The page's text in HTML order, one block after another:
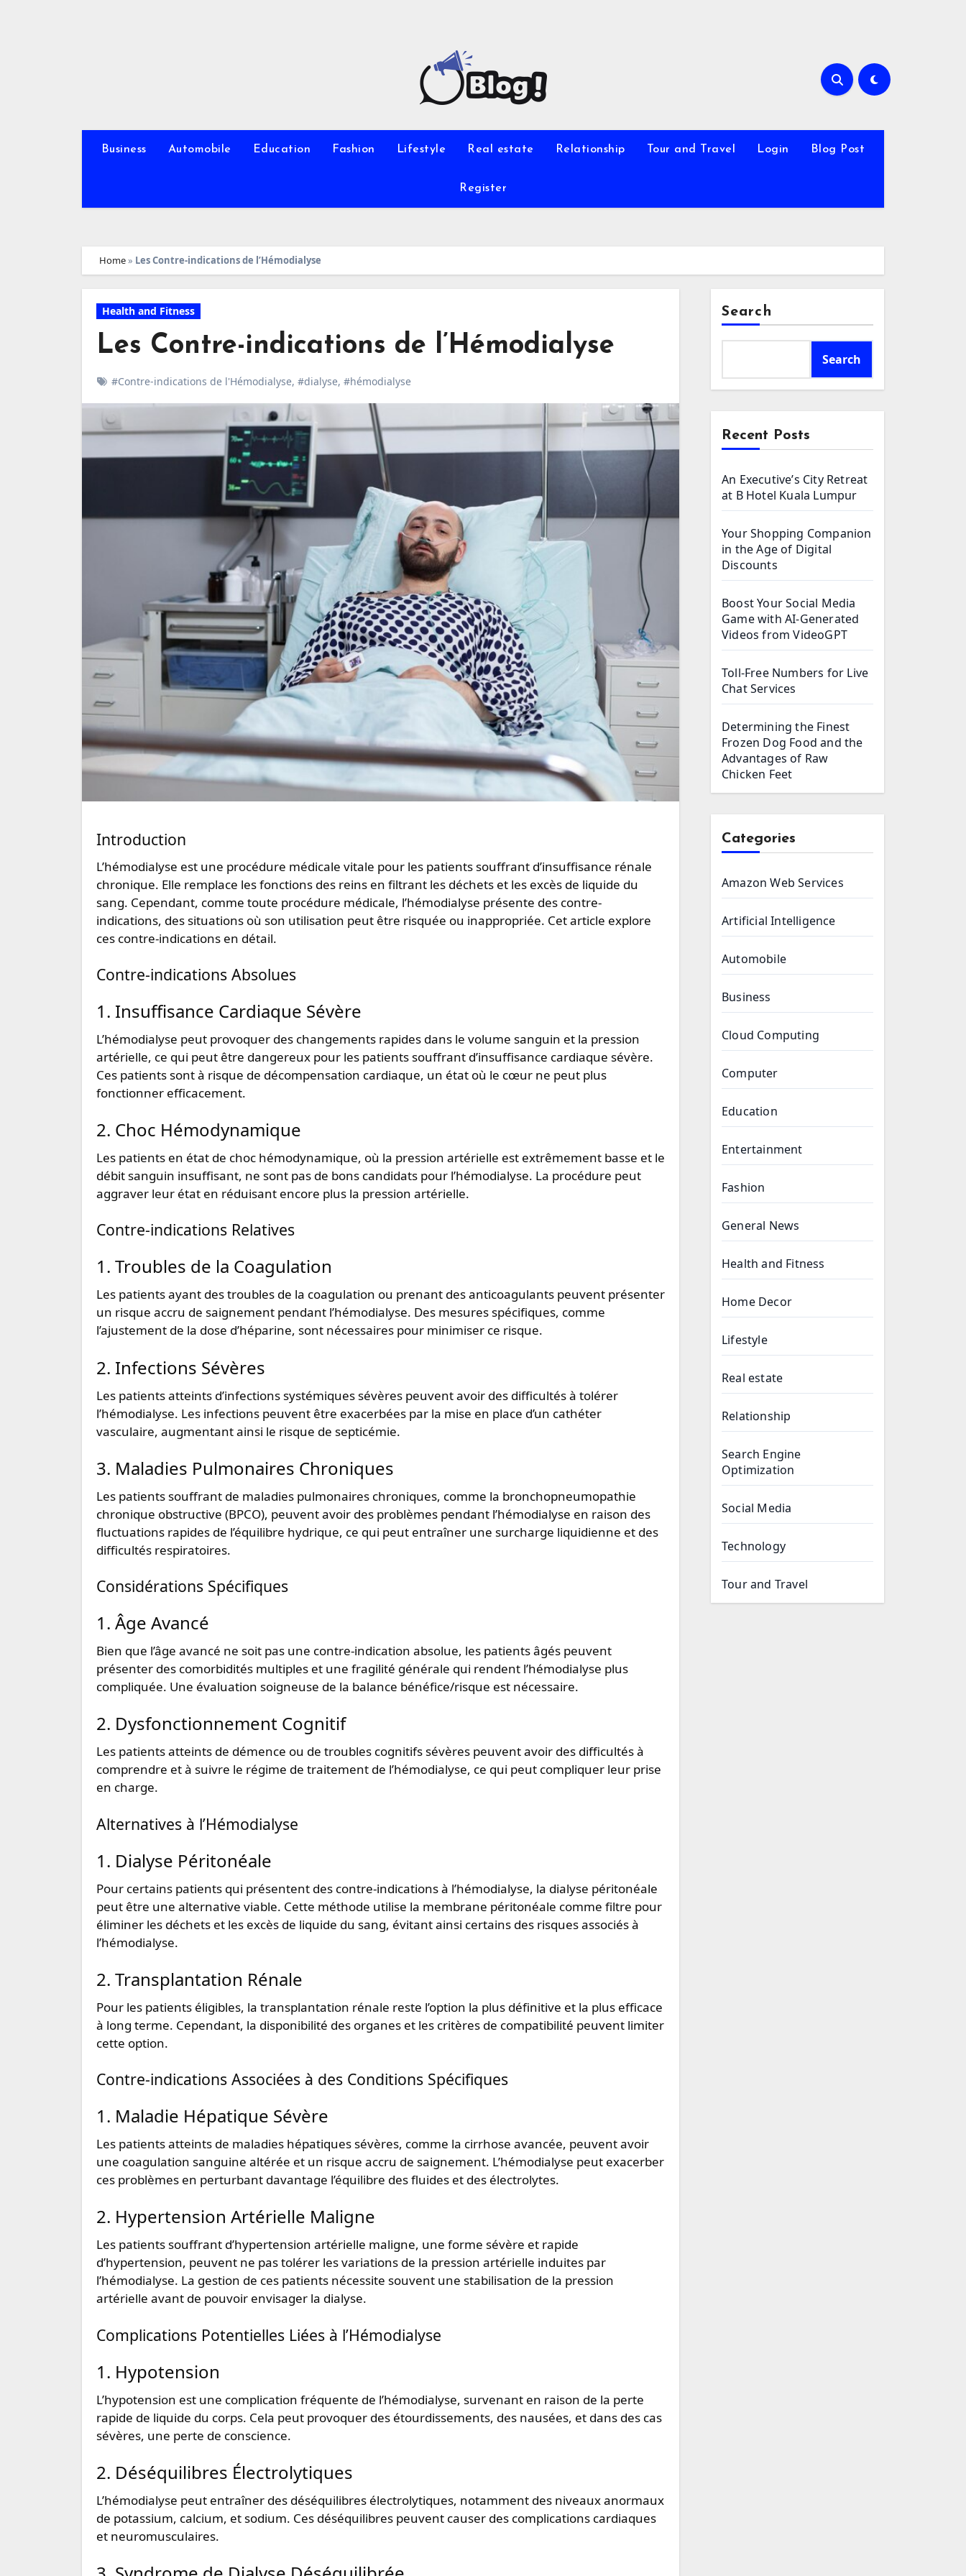
Business Automobile Education Fashion Lifestyle Real estate Relationship Tour and Travel Login Blog Post
Register
Home» Les Contre-indications de l’Hémodialyse
Health and Fitness
Les Contre-indications de l’Hémodialyse
#Contre-indications de l'Hémodialyse, #dialyse, #hémodialyse
Introduction
L’hémodialyse est une procédure médicale vitale pour les patients souffrant d’insuffisance rénale
chronique. Elle remplace les fonctions des reins en filtrant les déchets et les excès de liquide du
sang. Cependant, comme toute procédure médicale, l’hémodialyse présente des contre-
indications, des situations où son utilisation peut être risquée ou inappropriée. Cet article explore
ces contre-indications en détail.
Contre-indications Absolues
1. Insuffisance Cardiaque Sévère
L’hémodialyse peut provoquer des changements rapides dans le volume sanguin et la pression
artérielle, ce qui peut être dangereux pour les patients souffrant d’insuffisance cardiaque sévère.
Ces patients sont à risque de décompensation cardiaque, un état où le cœur ne peut plus
fonctionner efficacement.
2. Choc Hémodynamique
Les patients en état de choc hémodynamique, où la pression artérielle est extrêmement basse et le
débit sanguin insuffisant, ne sont pas de bons candidats pour l’hémodialyse. La procédure peut
aggraver leur état en réduisant encore plus la pression artérielle.
Contre-indications Relatives
1. Troubles de la Coagulation
Les patients ayant des troubles de la coagulation ou prenant des anticoagulants peuvent présenter
un risque accru de saignement pendant l’hémodialyse. Des mesures spécifiques, comme
l’ajustement de la dose d’héparine, sont nécessaires pour minimiser ce risque.
2. Infections Sévères
Les patients atteints d’infections systémiques sévères peuvent avoir des difficultés à tolérer
l’hémodialyse. Les infections peuvent être exacerbées par la mise en place d’un cathéter
vasculaire, augmentant ainsi le risque de septicémie.
3. Maladies Pulmonaires Chroniques
Les patients souffrant de maladies pulmonaires chroniques, comme la bronchopneumopathie
chronique obstructive (BPCO), peuvent avoir des problèmes pendant l’hémodialyse en raison des
fluctuations rapides de l’équilibre hydrique, ce qui peut entraîner une surcharge liquidienne et des
difficultés respiratoires.
Considérations Spécifiques
1. Âge Avancé
Bien que l’âge avancé ne soit pas une contre-indication absolue, les patients âgés peuvent
présenter des comorbidités multiples et une fragilité générale qui rendent l’hémodialyse plus
compliquée. Une évaluation soigneuse de la balance bénéfice/risque est nécessaire.
2. Dysfonctionnement Cognitif
Les patients atteints de démence ou de troubles cognitifs sévères peuvent avoir des difficultés à
comprendre et à suivre le régime de traitement de l’hémodialyse, ce qui peut compliquer leur prise
en charge.
Alternatives à l’Hémodialyse
1. Dialyse Péritonéale
Pour certains patients qui présentent des contre-indications à l’hémodialyse, la dialyse péritonéale
peut être une alternative viable. Cette méthode utilise la membrane péritonéale comme filtre pour
éliminer les déchets et les excès de liquide du sang, évitant ainsi certains des risques associés à
l’hémodialyse.
2. Transplantation Rénale
Pour les patients éligibles, la transplantation rénale reste l’option la plus définitive et la plus efficace
à long terme. Cependant, la disponibilité des organes et les critères de compatibilité peuvent limiter
cette option.
Contre-indications Associées à des Conditions Spécifiques
1. Maladie Hépatique Sévère
Les patients atteints de maladies hépatiques sévères, comme la cirrhose avancée, peuvent avoir
une coagulation sanguine altérée et un risque accru de saignement. L’hémodialyse peut exacerber
ces problèmes en perturbant davantage l’équilibre des fluides et des électrolytes.
2. Hypertension Artérielle Maligne
Les patients souffrant d’hypertension artérielle maligne, une forme sévère et rapide
d’hypertension, peuvent ne pas tolérer les variations de la pression artérielle induites par
l’hémodialyse. La gestion de ces patients nécessite souvent une stabilisation de la pression
artérielle avant de pouvoir envisager la dialyse.
Complications Potentielles Liées à l’Hémodialyse
1. Hypotension
L’hypotension est une complication fréquente de l’hémodialyse, survenant en raison de la perte
rapide de liquide du corps. Cela peut provoquer des étourdissements, des nausées, et dans des cas
sévères, une perte de conscience.
2. Déséquilibres Électrolytiques
L’hémodialyse peut entraîner des déséquilibres électrolytiques, notamment des niveaux anormaux
de potassium, calcium, et sodium. Ces déséquilibres peuvent causer des complications cardiaques
et neuromusculaires.
Search
Search
Recent Posts
An Executive’s City Retreat
at B Hotel Kuala Lumpur
Your Shopping Companion
in the Age of Digital
Discounts
Boost Your Social Media
Game with AI-Generated
Videos from VideoGPT
Toll-Free Numbers for Live
Chat Services
Determining the Finest
Frozen Dog Food and the
Advantages of Raw
Chicken Feet
Categories
Amazon Web Services
Artificial Intelligence
Automobile
Business
Cloud Computing
Computer
Education
Entertainment
Fashion
General News
Health and Fitness
Home Decor
Lifestyle
Real estate
Relationship
Search Engine
Optimization
Social Media
Technology
Tour and Travel